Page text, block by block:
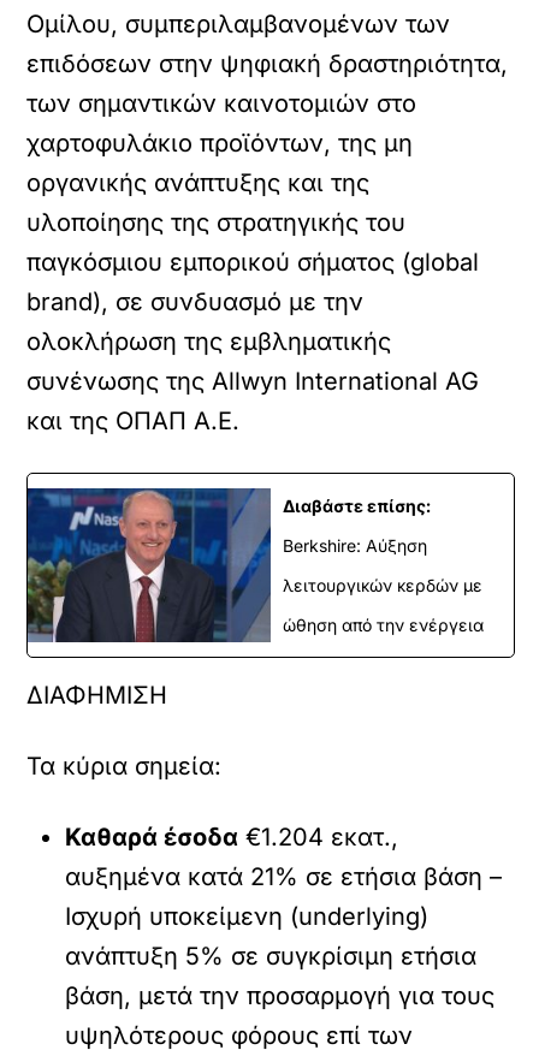
Ομίλου, συμπεριλαμβανομένων των
επιδόσεων στην ψηφιακή δραστηριότητα,
των σημαντικών καινοτομιών στο
χαρτοφυλάκιο προϊόντων, της μη
οργανικής ανάπτυξης και της
υλοποίησης της στρατηγικής του
παγκόσμιου εμπορικού σήματος (global
brand), σε συνδυασμό με την
ολοκλήρωση της εμβληματικής
συνένωσης της Allwyn International AG
και της ΟΠΑΠ Α.Ε.
Διαβάστε επίσης:
Berkshire: Αύξηση
λειτουργικών κερδών με
ώθηση από την ενέργεια
ΔΙΑΦΗΜΙΣΗ
Τα κύρια σημεία:
Καθαρά έσοδα €1.204 εκατ.,
αυξημένα κατά 21% σε ετήσια βάση –
Ισχυρή υποκείμενη (underlying)
ανάπτυξη 5% σε συγκρίσιμη ετήσια
βάση, μετά την προσαρμογή για τους
υψηλότερους φόρους επί των